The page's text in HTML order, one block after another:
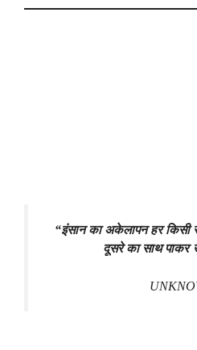
“इंसान का अकेलापन हर किसी
दूसरे का साथ पाकर